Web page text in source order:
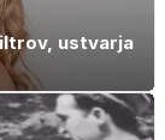
ustvarja